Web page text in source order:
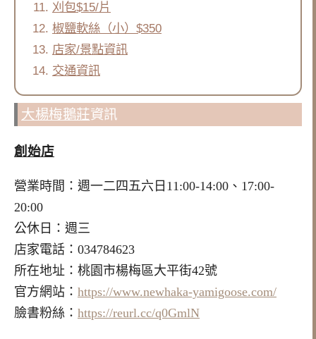
刈包$15/片
椒鹽軟絲（小）$350
店家/景點資訊
交通資訊
大楊梅鵝莊資訊
創始店
營業時間：週一二四五六日11:00-14:00、17:00-
20:00
公休日：週三
店家電話：034784623
所在地址：桃園市楊梅區大平街42號
官方網站： https://www.newhaka-yamigoose.com/
臉書粉絲： https://reurl.cc/q0GmlN